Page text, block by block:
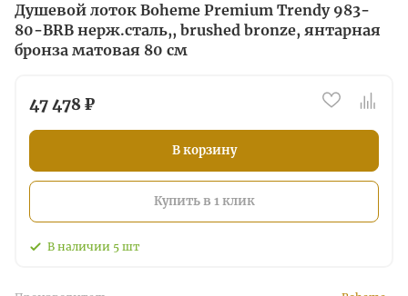
Душевой лоток Boheme Premium Trendy 983-
80-BRB нерж.сталь,, brushed bronze, янтарная
бронза матовая 80 см
47 478 ₽
В корзину
Купить в 1 клик
В наличии 5 шт